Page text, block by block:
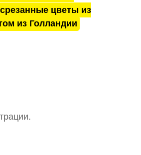
цветы из
из Голландии